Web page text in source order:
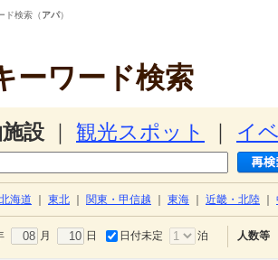
ド検索（アパ）
ーワード検索
設 観光スポット イ
北海道 東北 関東・甲信越 東海 近畿・北陸
月 日 日付未定 泊 人数等